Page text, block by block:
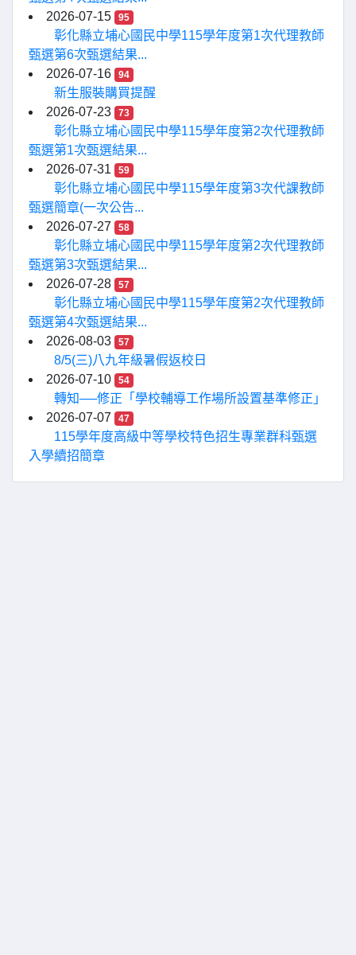
2026-07-15
95
彰化縣立埔心國民中學115學年度第1次代理教師
甄選第6次甄選結果...
2026-07-16
94
新生服裝購買提醒
2026-07-23
73
彰化縣立埔心國民中學115學年度第2次代理教師
甄選第1次甄選結果...
2026-07-31
59
彰化縣立埔心國民中學115學年度第3次代課教師
甄選簡章(一次公告...
2026-07-27
58
彰化縣立埔心國民中學115學年度第2次代理教師
甄選第3次甄選結果...
2026-07-28
57
彰化縣立埔心國民中學115學年度第2次代理教師
甄選第4次甄選結果...
2026-08-03
57
8/5(三)八九年級暑假返校日
2026-07-10
54
轉知──修正「學校輔導工作場所設置基準修正」
2026-07-07
47
115學年度高級中等學校特色招生專業群科甄選
入學續招簡章